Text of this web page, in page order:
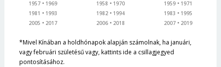
1957
1969
1981
1993
2005
2017
1958
1970
1982
1994
2006
2018
1959
1971
1983
1995
2007
2019
*Mivel Kínában a holdhónapok alapján számolnak, ha januári,
vagy februári születésű vagy, kattints ide a csillagjegyed
pontosításához.